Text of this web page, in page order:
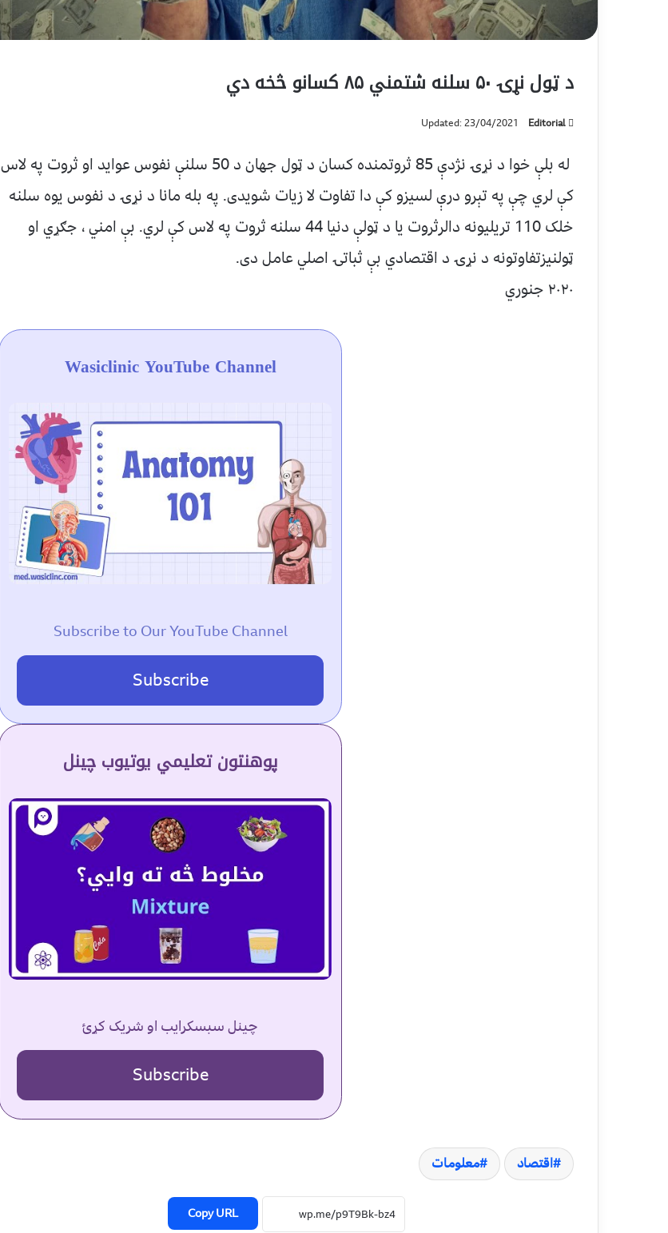
د ټول نړۍ ۵۰ سلنه شتمني ۸۵ کسانو څخه دي
Editorial
Updated: 23/04/2021
له بلې خوا د نړۍ نژدې 85 ثروتمنده کسان د ټول جهان د 50 سلنې نفوس عواید او ثروت په لاس
کې لري چې په تېرو درې لسیزو کې دا تفاوت لا زیات شویدی. په بله مانا د نړۍ د نفوس یوه سلنه
خلک 110 تریلیونه دالرثروت یا د ټولې دنیا 44 سلنه ثروت په لاس کې لري. بې امني ، جګړي او
ټولنیزتفاوتونه د نړۍ د اقتصادي بې ثباتۍ اصلي عامل دی.
‍۲۰۲۰ جنوري
Wasiclinic YouTube Channel
Subscribe to Our YouTube Channel
Subscribe
پوهنتون تعلیمي یوتیوب چینل
چینل سبسکرایب او شریک کړئ
Subscribe
اقتصاد معلومات
Copy URL